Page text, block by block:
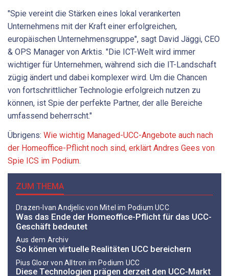
"Spie vereint die Stärken eines lokal verankerten
Unternehmens mit der Kraft einer erfolgreichen,
europäischen Unternehmensgruppe", sagt David Jäggi, CEO
& OPS Manager von Arktis. "Die ICT-Welt wird immer
wichtiger für Unternehmen, während sich die IT-Landschaft
zügig ändert und dabei komplexer wird. Um die Chancen
von fortschrittlicher Technologie erfolgreich nutzen zu
können, ist Spie der perfekte Partner, der alle Bereiche
umfassend beherrscht."
Übrigens: Wie wichtig Managed-UCC-Angebote auch nach
der Homeoffice-Pflicht noch sind, erklärt Andres Gees von
Spie ICS im Podium.
ZUM THEMA
Drazen-Ivan Andjelic von Mitel im Podium UCC
Was das Ende der Homeoffice-Pflicht für das UCC-
Geschäft bedeutet
Aus dem Archiv
So können virtuelle Realitäten UCC bereichern
Pius Gloor von Alltron im Podium UCC
Diese Technologien prägen derzeit den UCC-Markt